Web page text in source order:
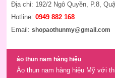
áo thun nam hàng hiệu
Áo thun nam hàng hiệu Mỹ với
Địa chỉ: 192/2 Ngô Quyền, P.8,
Hotline: 0949 882 168
Email: shopaothunmy@gmail.com